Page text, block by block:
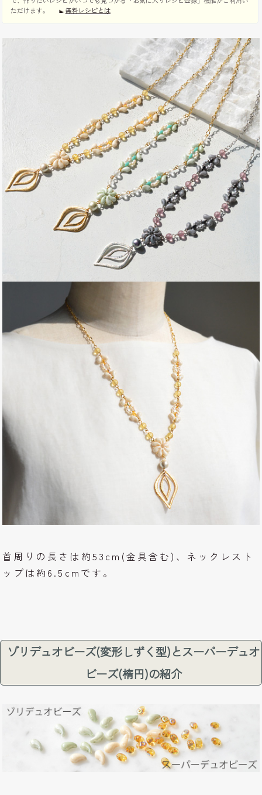
ただけます。
無料レシピとは
首周りの長さは約53cm(金具含む)、ネックレスト
ップは約6.5cmです。
ゾリデュオビーズ(変形しずく型)とスーパーデュオ
ビーズ(楕円)の紹介